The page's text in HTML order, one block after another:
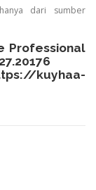
dari sumber
Professional
kuyhaa-